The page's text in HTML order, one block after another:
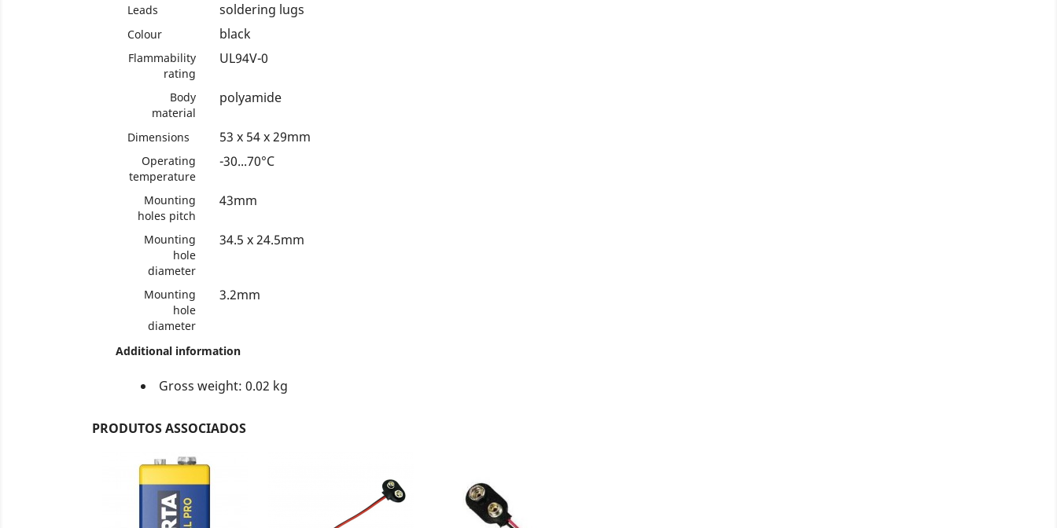
Leads soldering lugs
Colour black
Flammability
rating
UL94V-0
Body
material
polyamide
Dimensions 53 x 54 x 29mm
Operating
temperature
-30...70°C
Mounting
holes pitch
43mm
Mounting
hole
diameter
34.5 x 24.5mm
Mounting
hole
diameter
3.2mm
Additional information
Gross weight: 0.02 kg
PRODUTOS ASSOCIADOS